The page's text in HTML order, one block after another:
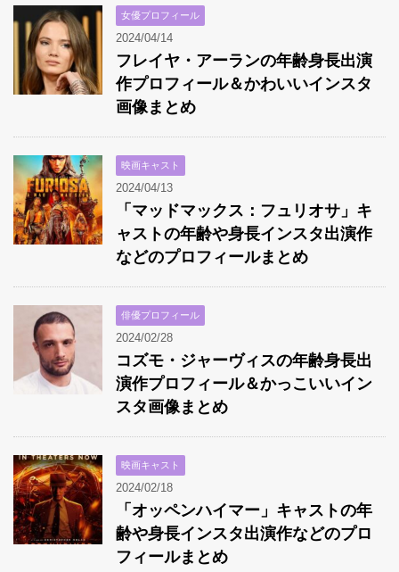
女優プロフィール
2024/04/14
フレイヤ・アーランの年齢身長出演
作プロフィール＆かわいいインスタ
画像まとめ
映画キャスト
2024/04/13
「マッドマックス：フュリオサ」キ
ャストの年齢や身長インスタ出演作
などのプロフィールまとめ
俳優プロフィール
2024/02/28
コズモ・ジャーヴィスの年齢身長出
演作プロフィール＆かっこいいイン
スタ画像まとめ
映画キャスト
2024/02/18
「オッペンハイマー」キャストの年
齢や身長インスタ出演作などのプロ
フィールまとめ